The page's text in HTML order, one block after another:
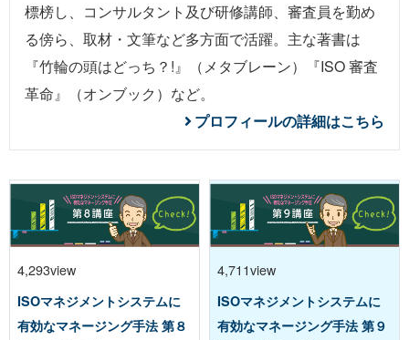
標榜し、コンサルタント及び研修講師、審査員を勤め
る傍ら、取材・文筆など多方面で活躍。主な著書は
『竹輪の頭はどっち？!』（メタブレーン）『ISO 審査
革命』（オンブック）など。
プロフィールの詳細はこちら
4,293view
ISOマネジメントシステムに
有効なマネージング手法 第８
4,711view
ISOマネジメントシステムに
有効なマネージング手法 第９